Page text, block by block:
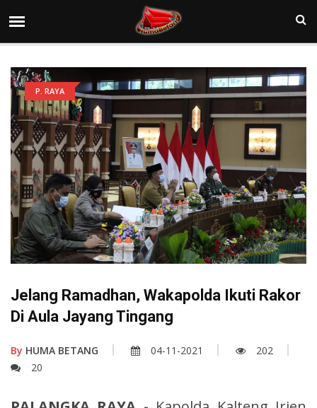
P. RAYA
Jelang Ramadhan, Wakapolda Ikuti Rakor
Di Aula Jayang Tingang
By HUMA BETANG 04-11-2021
202
20